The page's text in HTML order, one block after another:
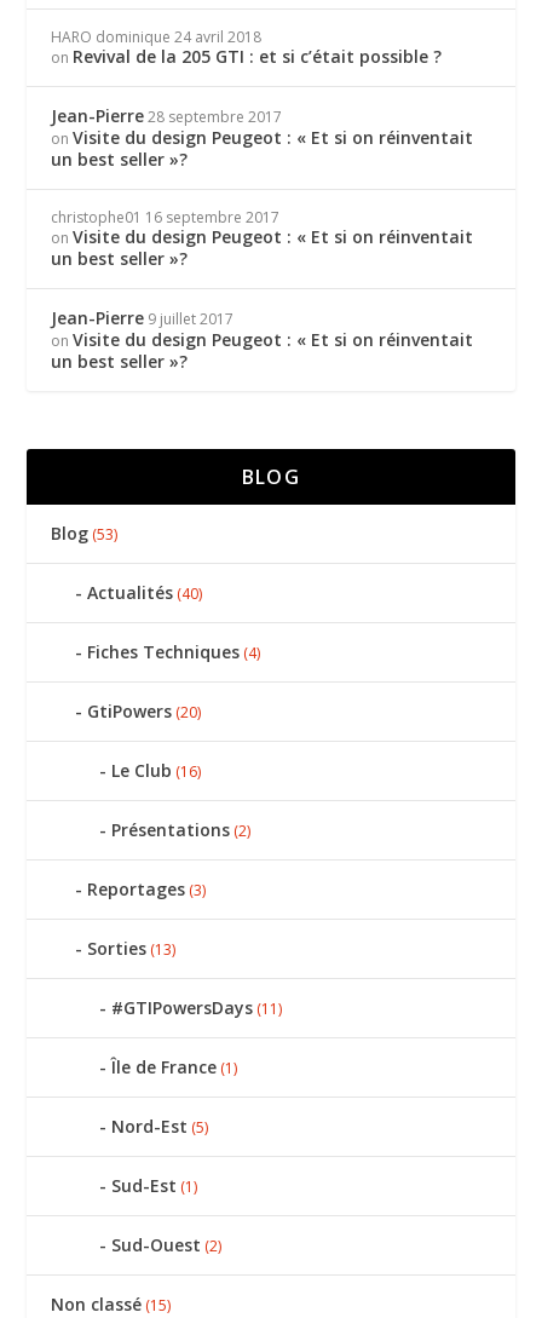
HARO dominique 24 avril 2018
on Revival de la 205 GTI : et si c’était possible ?
Jean-Pierre 28 septembre 2017
onVisite du design Peugeot : « Et si on réinventait
un best seller »?
christophe01 16 septembre 2017
onVisite du design Peugeot : « Et si on réinventait
un best seller »?
Jean-Pierre 9 juillet 2017
onVisite du design Peugeot : « Et si on réinventait
un best seller »?
BLOG
Blog (53)
Actualités (40)
Fiches Techniques (4)
GtiPowers (20)
Le Club (16)
Présentations (2)
Reportages (3)
Sorties (13)
#GTIPowersDays (11)
Île de France (1)
Nord-Est (5)
Sud-Est (1)
Sud-Ouest (2)
Non classé (15)